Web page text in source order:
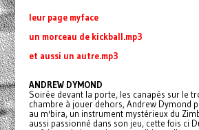
leur page myface
un morceau de kickball.mp3
et aussi un autre.mp3
ANDREW DYMOND
Soirée devant la porte, les canapés sur le
chambre à jouer dehors, Andrew Dymond
au m'bira, un instrument mystérieux du
aussi passionné dans son jeu, cette fois ci